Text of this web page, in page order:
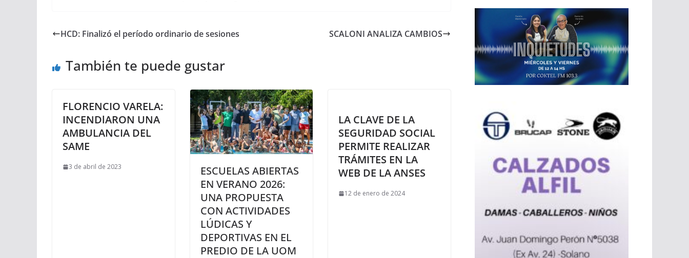
HCD: Finalizó el período ordinario de sesiones SCALONI ANALIZA CAMBIOS
También te puede gustar
FLORENCIO VARELA:
INCENDlARON UNA
AMBULANCIA DEL
SAME
3 de abril de 2023
ESCUELAS ABIERTAS
EN VERANO 2026:
UNA PROPUESTA
CON ACTIVIDADES
LÚDICAS Y
DEPORTIVAS EN EL
PREDIO DE LA UOM
LA CLAVE DE LA
SEGURIDAD SOCIAL
PERMITE REALIZAR
TRÁMITES EN LA
WEB DE LA ANSES
12 de enero de 2024